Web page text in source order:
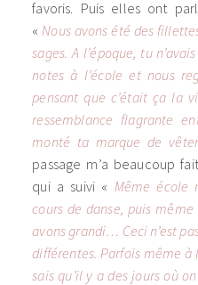
favoris. Puis elles ont
« Nous avons été des
sages. A l’époque, tu
notes à l’école et nous
pensant que c’était ça la
ressemblance flagrante
monté ta marque de
passage m’a beaucoup
qui a suivi « Même école
cours de danse, puis
avons grandi… Ceci n’est
différentes. Parfois même à
sais qu’il y a des jours où